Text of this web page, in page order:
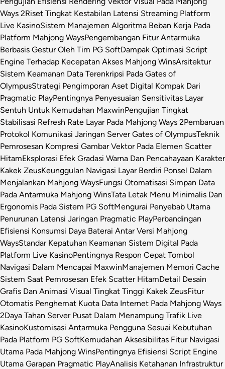
Ways 2Riset Tingkat Kestabilan Latensi Streaming Platform
Live KasinoSistem Manajemen Algoritma Beban Kerja Pada
Platform Mahjong WaysPengembangan Fitur Antarmuka
Berbasis Gestur Oleh Tim PG SoftDampak Optimasi Script
Engine Terhadap Kecepatan Akses Mahjong WinsArsitektur
Sistem Keamanan Data Terenkripsi Pada Gates of
OlympusStrategi Pengimporan Aset Digital Kompak Dari
Pragmatic PlayPentingnya Penyesuaian Sensitivitas Layar
Sentuh Untuk Kemudahan MaxwinPengujian Tingkat
Stabilisasi Refresh Rate Layar Pada Mahjong Ways 2Pembaruan
Protokol Komunikasi Jaringan Server Gates of OlympusTeknik
Pemrosesan Kompresi Gambar Vektor Pada Elemen Scatter
HitamEksplorasi Efek Gradasi Warna Dan Pencahayaan Karakter
Kakek ZeusKeunggulan Navigasi Layar Berdiri Ponsel Dalam
Menjalankan Mahjong WaysFungsi Otomatisasi Simpan Data
Pada Antarmuka Mahjong WinsTata Letak Menu Minimalis Dan
Ergonomis Pada Sistem PG SoftMengurai Penyebab Utama
Penurunan Latensi Jaringan Pragmatic PlayPerbandingan
Efisiensi Konsumsi Daya Baterai Antar Versi Mahjong
WaysStandar Kepatuhan Keamanan Sistem Digital Pada
Platform Live KasinoPentingnya Respon Cepat Tombol
Navigasi Dalam Mencapai MaxwinManajemen Memori Cache
Sistem Saat Pemrosesan Efek Scatter HitamDetail Desain
Grafis Dan Animasi Visual Tingkat Tinggi Kakek ZeusFitur
Otomatis Penghemat Kuota Data Internet Pada Mahjong Ways
2Daya Tahan Server Pusat Dalam Menampung Trafik Live
KasinoKustomisasi Antarmuka Pengguna Sesuai Kebutuhan
Pada Platform PG SoftKemudahan Aksesibilitas Fitur Navigasi
Utama Pada Mahjong WinsPentingnya Efisiensi Script Engine
Utama Garapan Pragmatic PlayAnalisis Ketahanan Infrastruktur